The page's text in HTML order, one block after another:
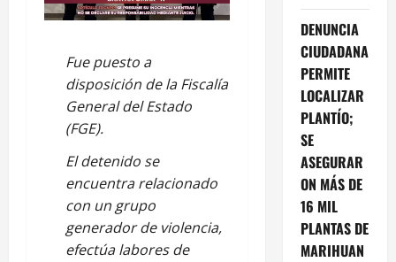
Fue puesto a
disposición de la Fiscalía
General del Estado
(FGE).
El detenido se
encuentra relacionado
con un grupo
generador de violencia,
efectúa labores de
DENUNCIA
CIUDADANA
PERMITE
LOCALIZAR
PLANTÍO;
SE
ASEGURAR
ON MÁS DE
16 MIL
PLANTAS DE
MARIHUAN